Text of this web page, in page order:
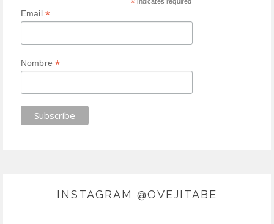
*
Email *
Nombre*
INSTAGRAM @OVEJITABE